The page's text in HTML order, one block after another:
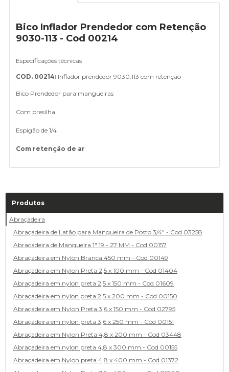
Bico Inflador Prendedor com Retenção
9030-113 - Cod 00214
Especificações técnicas
COD. 00214: Inflador prendedor 9030.113 com retenção
Bico Prendedor para mangueiras
Com presilha
Espigão de 1/4
Com retenção de ar
Produtos
Abraçadeira
Abraçadeira de Latão para Mangueira de Posto 3/4" - Cod 03258
Abracadeira de Mangueira 1" 19 - 27 MM - Cod 00157
Abraçadeira em Nylon Branca 450 mm - Cod 00149
Abraçadeira em Nylon Preta 2,5 x 100 mm - Cod 01404
Abraçadeira em nylon preta 2,5 x 150 mm - Cod 01609
Abraçadeira em nylon preta 2,5 x 200 mm - Cod 00150
Abraçadeira em Nylon Preta 3,6 x 150 mm - Cod 02795
Abraçadeira em nylon preta 3,6 x 250 mm - Cod 00151
Abraçadeira em Nylon Preta 4,8 x 200 mm - Cod 03448
Abraçadeira em nylon preta 4,8 x 300 mm - Cod 00155
Abraçadeira em Nylon preta 4,8 x 400 mm - Cod 01372